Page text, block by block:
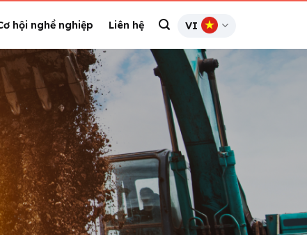
hội nghề nghiệp Liên hệ VI